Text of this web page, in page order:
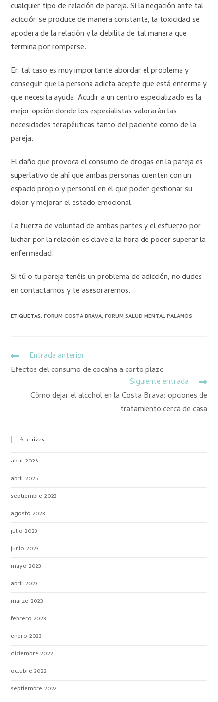
cualquier tipo de relación de pareja. Si la negación ante tal
adicción se produce de manera constante, la toxicidad se
apodera de la relación y la debilita de tal manera que
termina por romperse.
En tal caso es muy importante abordar el problema y
conseguir que la persona adicta acepte que está enferma y
que necesita ayuda. Acudir a un centro especializado es la
mejor opción donde los especialistas valorarán las
necesidades terapéuticas tanto del paciente como de la
pareja.
El daño que provoca el consumo de drogas en la pareja es
superlativo de ahí que ambas personas cuenten con un
espacio propio y personal en el que poder gestionar su
dolor y mejorar el estado emocional.
La fuerza de voluntad de ambas partes y el esfuerzo por
luchar por la relación es clave a la hora de poder superar la
enfermedad.
Si tú o tu pareja tenéis un problema de adicción, no dudes
en contactarnos y te asesoraremos.
ETIQUETAS:FORUM COSTA BRAVA, FORUM SALUD MENTAL PALAMÓS
Entrada anterior
Efectos del consumo de cocaína a corto plazo
Siguiente entrada
Cómo dejar el alcohol en la Costa Brava: opciones de
tratamiento cerca de casa
Archivos
abril 2026
abril 2025
septiembre 2023
agosto 2023
julio 2023
junio 2023
mayo 2023
abril 2023
marzo 2023
febrero 2023
enero 2023
diciembre 2022
octubre 2022
septiembre 2022